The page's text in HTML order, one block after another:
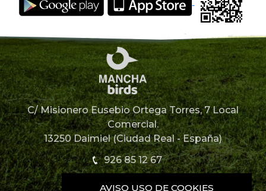
C/ Misionero Eusebio Ortega Torres, 7 Local
Comercial.
13250 Daimiel (Ciudad Real - España)
926 85 12 67
926 85 52 49
AVISO USO DE COOKIES